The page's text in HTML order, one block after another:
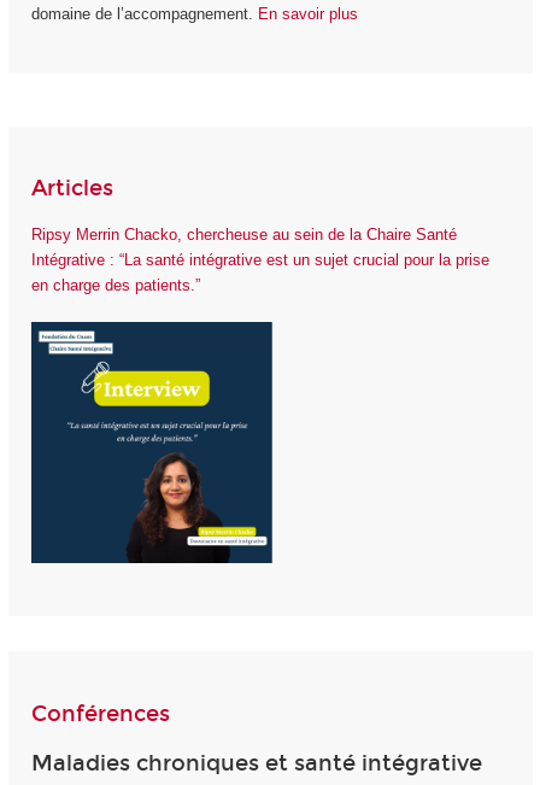
domaine de l’accompagnement. En savoir plus
Articles
Ripsy Merrin Chacko, chercheuse au sein de la Chaire Santé
Intégrative : “La santé intégrative est un sujet crucial pour la prise
en charge des patients.”
Conférences
Maladies chroniques et santé intégrative